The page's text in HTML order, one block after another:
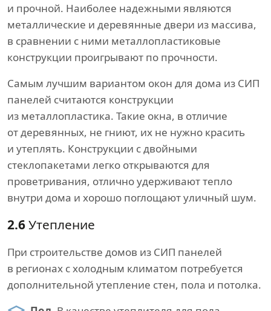
и прочной. Наиболее надежными являются
металлические и деревянные двери из массива,
в сравнении с ними металлопластиковые
конструкции проигрывают по прочности.
Самым лучшим вариантом окон для дома из СИП
панелей считаются конструкции
из металлопластика. Такие окна, в отличие
от деревянных, не гниют, их не нужно красить
и утеплять. Конструкции с двойными
стеклопакетами легко открываются для
проветривания, отлично удерживают тепло
внутри дома и хорошо поглощают уличный шум.
2.6Утепление
При строительстве домов из СИП панелей
в регионах с холодным климатом потребуется
дополнительной утепление стен, пола и потолка.